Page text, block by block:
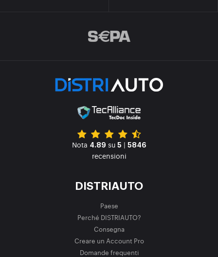
Nota 4.89 su 5 | 5846
recensioni
DISTRIAUTO
Paese
Perché DISTRIAUTO?
Consegna
Creare un Account Pro
Domande frequenti